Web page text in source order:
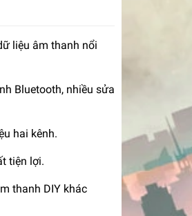
liệu âm thanh nổi
Bluetooth, nhiều sửa
hai kênh.
tiện lợi.
thanh DIY khác